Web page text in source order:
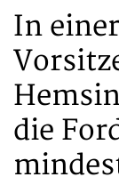
In
die